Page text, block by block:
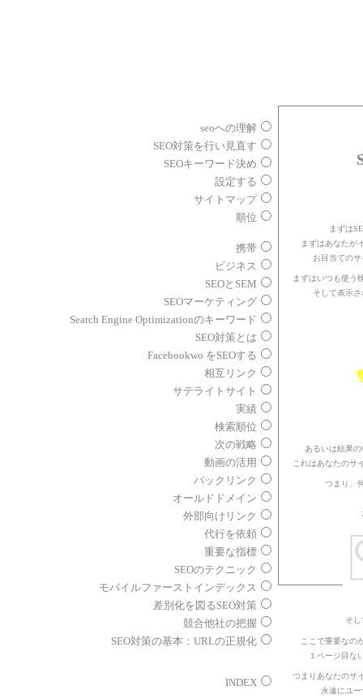
seoへの理解
SEO対策を行い見直す
SEOキーワード決め
設定する
サイトマップ
順位
携帯
ビジネス
SEOとSEM
SEOマーケティング
Search Engine Optimizationのキーワード
SEO対策とは
Facebookwo をSEOする
相互リンク
サテライトサイト
実績
検索順位
次の戦略
動画の活用
バックリンク
オールドドメイン
外部向けリンク
代行を依頼
重要な指標
SEOのテクニック
モバイルファーストインデックス
差別化を図るSEO対策
競合他社の把握
SEO対策の基本：URLの正規化
INDEX
まずは
まずはあなたが
お目当ての
まずはいつも使う
そして表示
あるいは結果
これはあなたのサ
つまり、
そ
ここで重要なの
１ページ目な
つまりあなたのサ
永遠にユ